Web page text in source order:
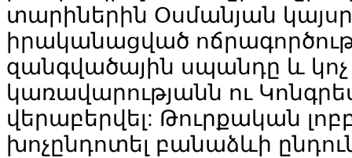
տարիներին Օսմանյան
իրականացված
զանգվածային սպանդը և կոչ
կառավարությանն ու
վերաբերվել: Թուրքական
խոչընդոտել բանաձևի